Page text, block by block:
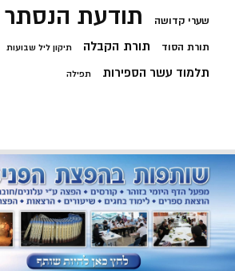
שערי קדושה תודעת הנסתר
תורת הסוד תורת הקבלה תיקון ליל שבועות
תלמוד עשר הספירות תפילה